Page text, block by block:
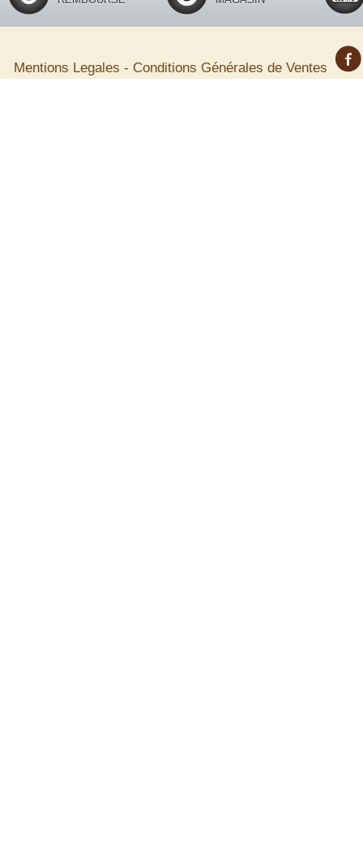
Mentions Legales - Conditions Générales de Ventes